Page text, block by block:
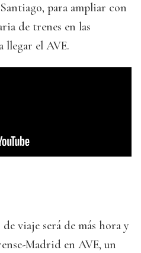
para ampliar con
de trenes en las
llegar el AVE.
viaje será de más hora y
Madrid en AVE, un